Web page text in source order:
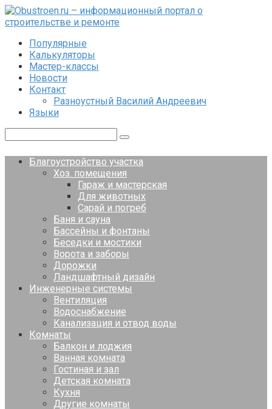
Перейти
к
Популярные
Калькуляторы
Мастер-классы
Новости
Контакт
Разноустный Василий Андреевич
Языки
Благоустройство участка
Хоз. помещения
Гараж и мастерская
Для животных
Сарай и погреб
Баня и сауна
Бассейны и фонтаны
Беседки и мостики
Ворота и заборы
Дорожки
Ландшафтный дизайн
Инженерные системы
Вентиляция
Водоснабжение
Канализация и отвод воды
Комнаты
Балкон и лоджия
Ванная комната
Гостиная и зал
Детская комната
Кухня
Другие комнаты